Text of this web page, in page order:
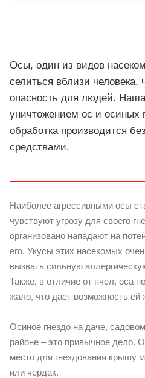
Осы, один из видов
селиться вблизи
опасность для людей.
уничтожением ос и осиных
обработка производится
средствами.
Наиболее агрессивными осы
чувствуют угрозу для своего
организовано нападают на
его. Укусы этих насекомых
вызвать сильную
Также, в отличие от пчел, оса
жало, что дает возможность ей
Осиное гнездо на даче,
районе – это привычное дело.
место для гнездования крышу
или чердак.